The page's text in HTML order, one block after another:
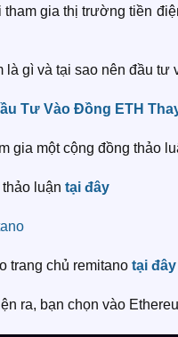
gia thị trường tiền
là gì và tại sao nên đầu
Tư Vào Đồng ETH
gia một cộng đồng thảo
luận tại đây
trang chủ remitano tại đây
ra, bạn chọn vào